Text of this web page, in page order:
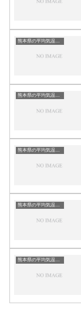
熊本県の平均気温まとめ
熊本県の平均気温まとめ
熊本県の平均気温まとめ
熊本県の平均気温まとめ